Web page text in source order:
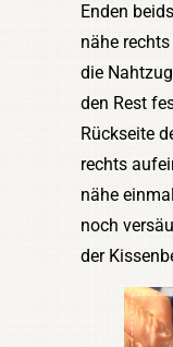
Enden
nähe
die
den Rest
Rückseite
rechts
nähe
noch
der